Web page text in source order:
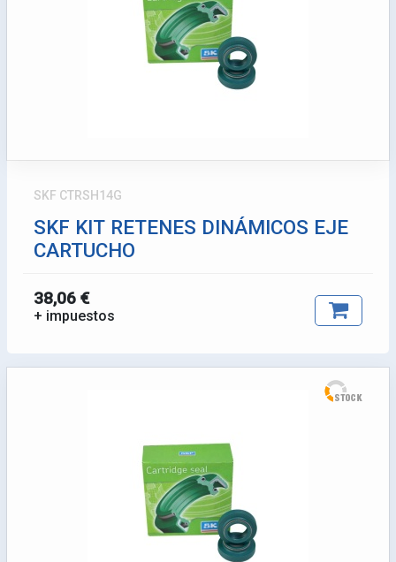
SKF CTRSH14G
SKF KIT RETENES DINÁMICOS EJE
CARTUCHO
38,06 €
+ impuestos